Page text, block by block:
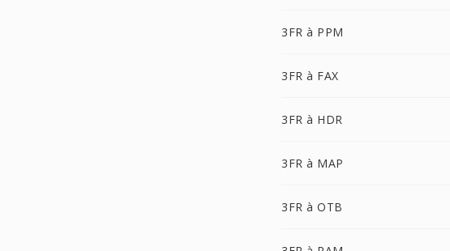
3FR à PPM
3FR à FAX
3FR à HDR
3FR à MAP
3FR à OTB